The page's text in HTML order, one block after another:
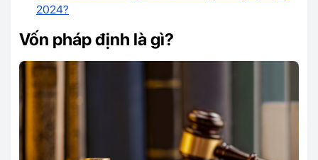
2024?
Vốn pháp định là gì?